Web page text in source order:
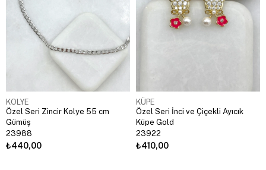
KOLYE
Özel Seri Zincir Kolye 55 cm
Gümüş
23988
₺440,00
KÜPE
Özel Seri İnci ve Çiçekli Ayıcık
Küpe Gold
23922
₺410,00